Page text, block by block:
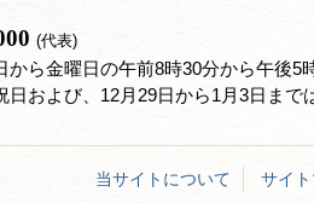
(代表)
から金曜日の午前8時30分から午後5
日および、12月29日から1月3日まで
当サイトについて サイ